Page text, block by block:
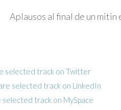
Aplausos al final de un mitin